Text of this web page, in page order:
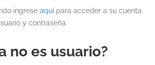
ingrese aquípara acceder a su cuenta
y contraseña.
no es usuario?